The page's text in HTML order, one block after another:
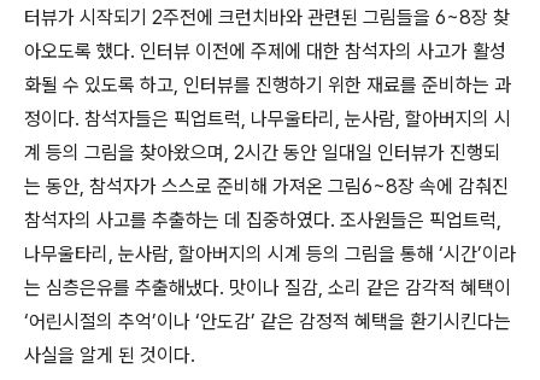
터뷰가 시작되기 2주전에 크런치바와 관련된 그림들을 6~8장 찾
아오도록 했다. 인터뷰 이전에 주제에 대한 참석자의 사고가 활성
화될 수 있도록 하고, 인터뷰를 진행하기 위한 재료를 준비하는 과
정이다. 참석자들은 픽업트럭, 나무울타리, 눈사람, 할아버지의 시
계 등의 그림을 찾아왔으며, 2시간 동안 일대일 인터뷰가 진행되
는 동안, 참석자가 스스로 준비해 가져온 그림6~8장 속에 감춰진
참석자의 사고를 추출하는 데 집중하였다. 조사원들은 픽업트럭,
나무울타리, 눈사람, 할아버지의 시계 등의 그림을 통해 ‘시간’이라
는 심층은유를 추출해냈다. 맛이나 질감, 소리 같은 감각적 혜택이
‘어린시절의 추억’이나 ‘안도감’ 같은 감정적 혜택을 환기시킨다는
사실을 알게 된 것이다.